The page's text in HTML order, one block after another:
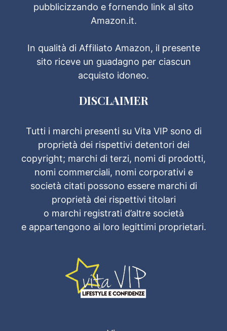
pubblicizzando e fornendo link al sito
Amazon.it.
In qualità di Affiliato Amazon, il presente
sito riceve un guadagno per ciascun
acquisto idoneo.
DISCLAIMER
Tutti i marchi presenti su Vita VIP sono di
proprietà dei rispettivi detentori dei
copyright; marchi di terzi, nomi di prodotti,
nomi commerciali, nomi corporativi e
società citati possono essere marchi di
proprietà dei rispettivi titolari
o marchi registrati d’altre società
e appartengono ai loro legittimi proprietari.